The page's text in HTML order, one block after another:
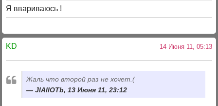
Я ввариваюсь !
KD 14 Июня 11, 05:13
Жаль что второй раз не хочет.(
JIAIIOTb, 13 Июня 11, 23:12